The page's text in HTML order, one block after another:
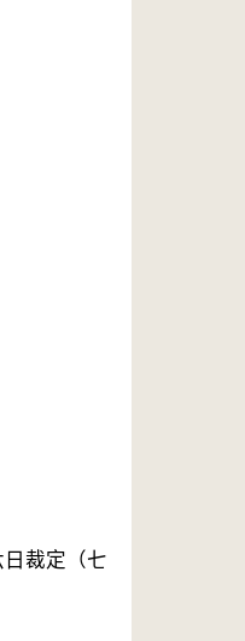
裁定（七